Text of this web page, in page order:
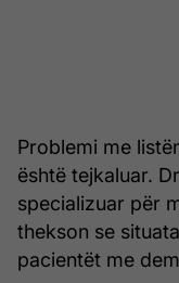
Problemi me
është tejkaluar.
specializuar për
thekson se
pacientët me